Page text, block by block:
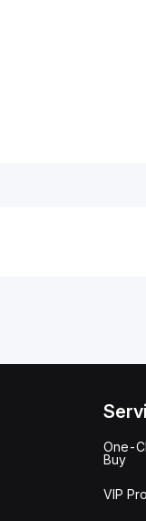
One-
Buy
VIP